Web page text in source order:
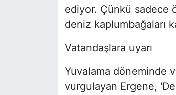
ediyor. Çünkü sadece
deniz kaplumbağaları
Vatandaşlara uyarı
Yuvalama döneminde
vurgulayan Ergene,